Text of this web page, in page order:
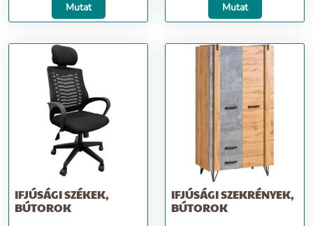
Mutat Mutat
IFJÚSÁGI SZÉKEK,
BÚTOROK
IFJÚSÁGI SZEKRÉNYEK,
BÚTOROK